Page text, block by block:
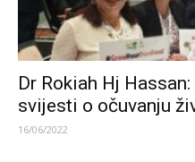
Dr Rokiah Hj
svijesti o očuvanju
16/06/2022